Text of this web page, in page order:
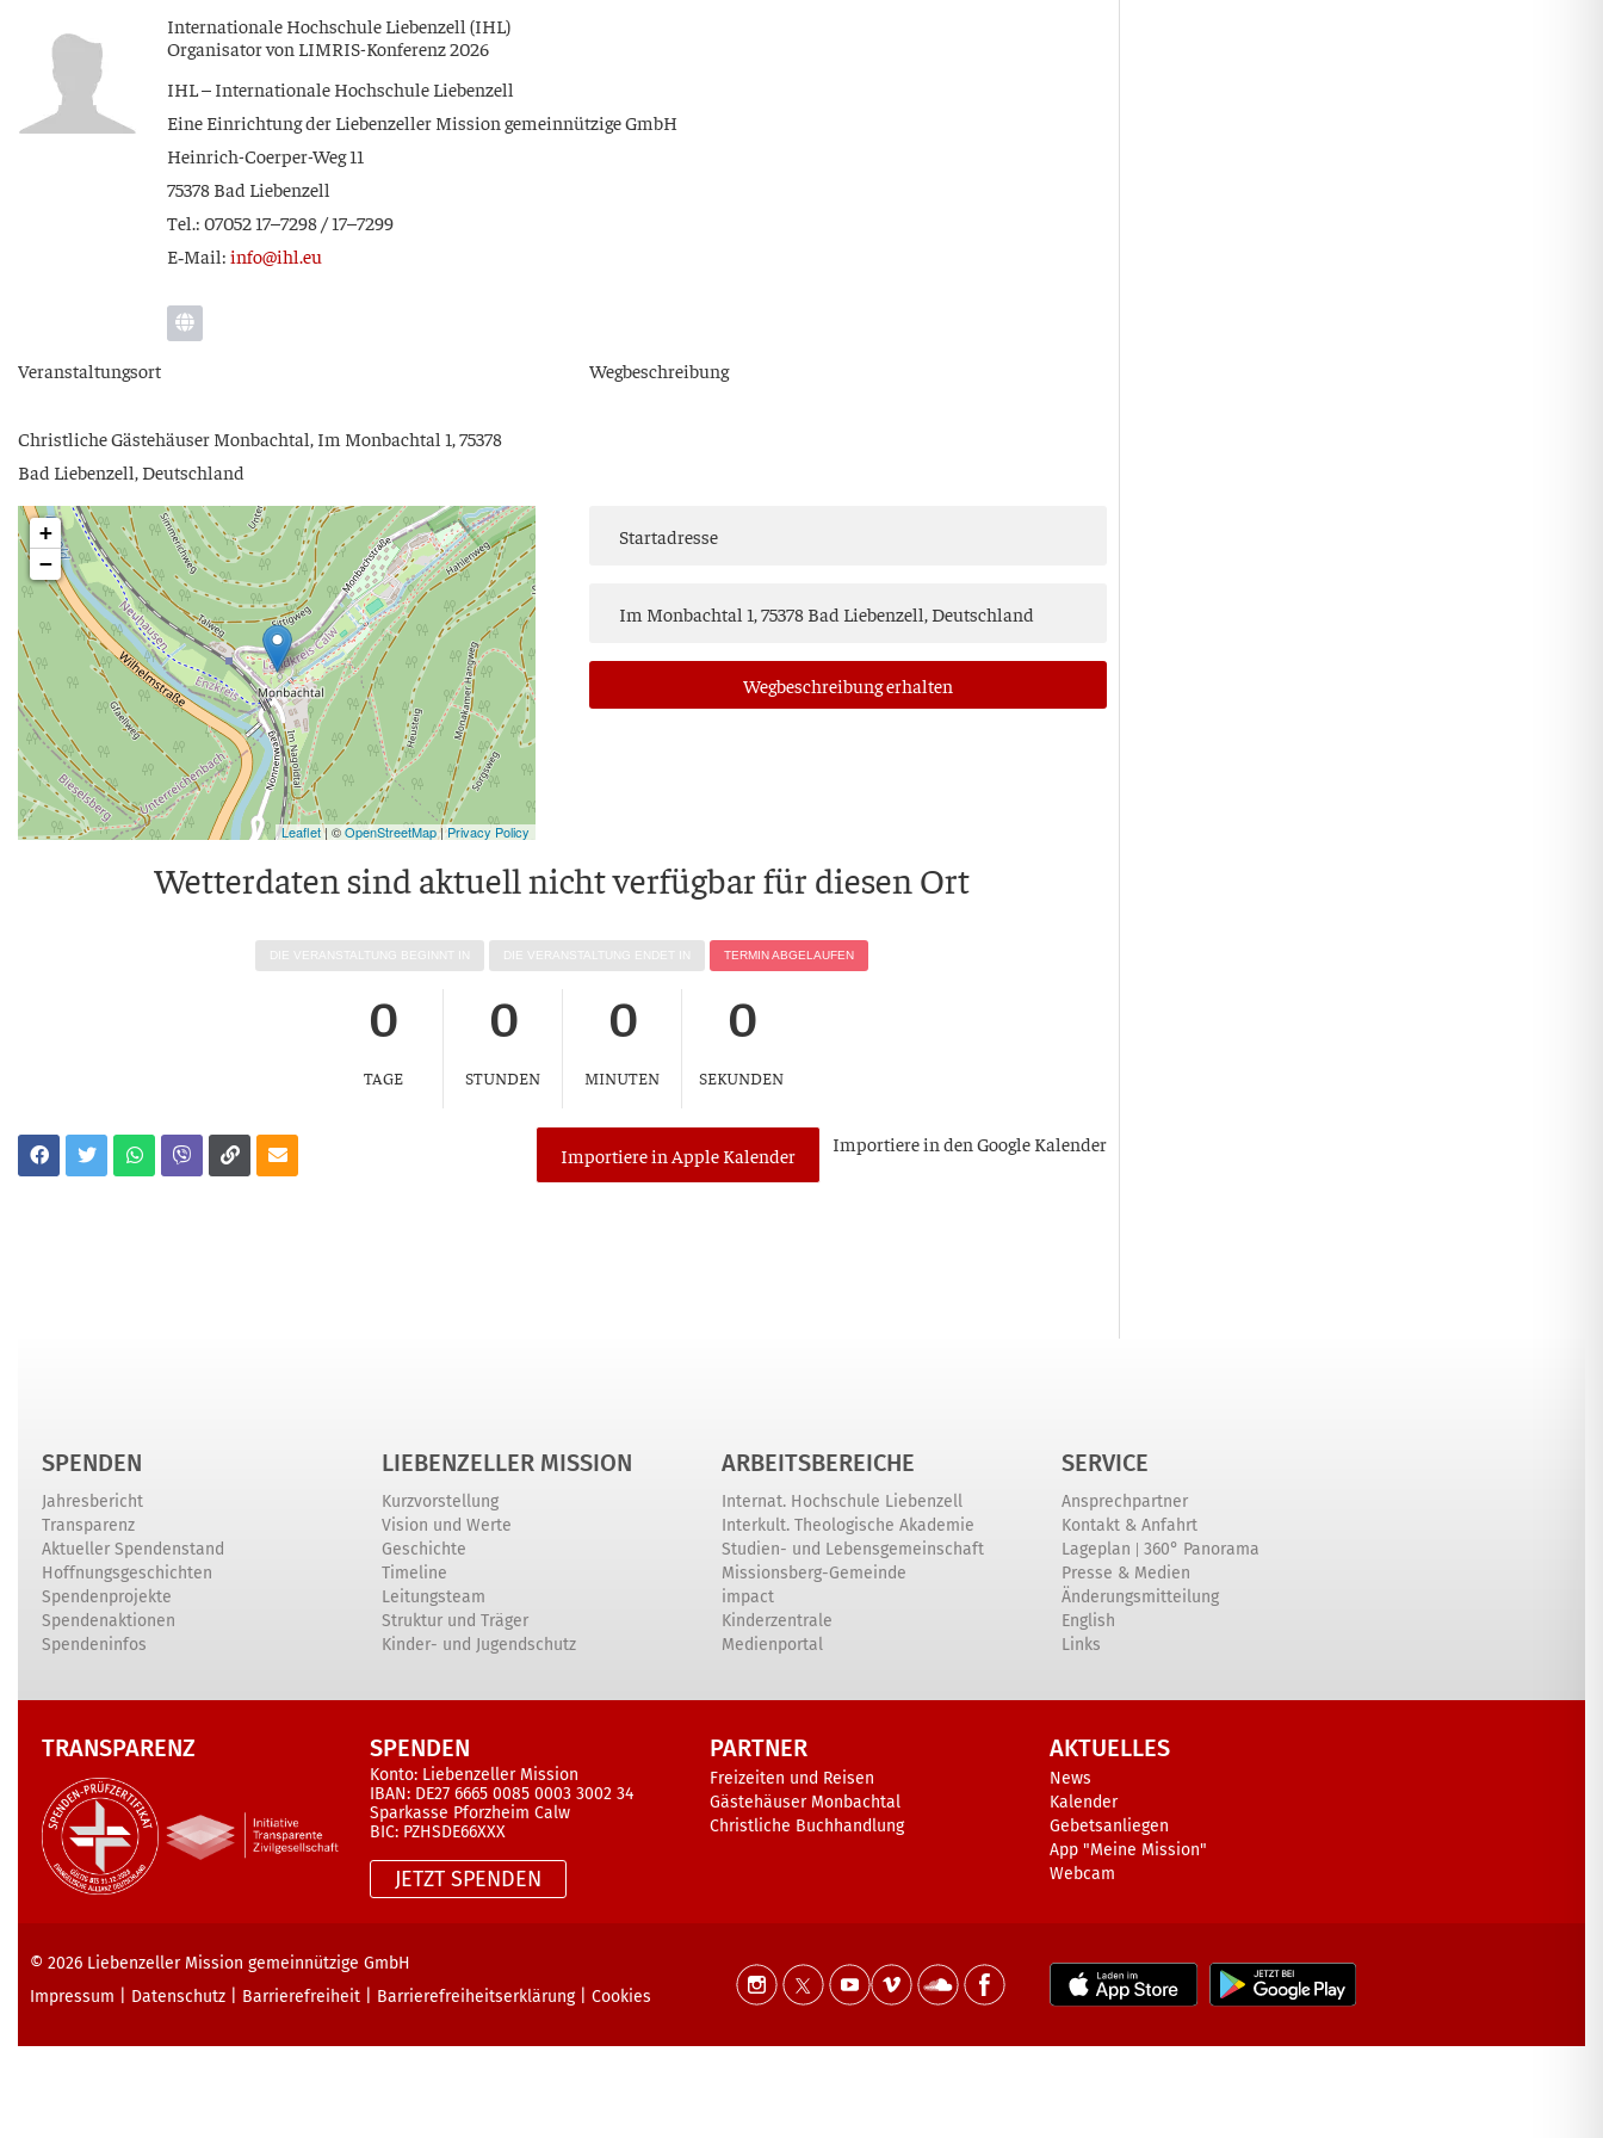
Inter­na­tio­na­le Hoch­schu­le Lie­ben­zell (IHL)
Orga­ni­sa­tor von LIM­RIS-Kon­fe­renz 2026
IHL – Inter­na­tio­na­le Hoch­schu­le Liebenzell
Eine Ein­rich­tung der Lie­ben­zel­ler Mis­si­on gemein­nüt­zi­ge GmbH
Hein­rich-Coer­per-Weg 11
75378 Bad Liebenzell
Tel.: 07052 17–7298 / 17–7299
E‑Mail: info@ihl.eu
Ver­an­stal­tungs­ort
Christ­li­che Gäs­te­häu­ser Mon­bach­tal, Im Mon­bach­tal 1, 75378
Bad Lie­ben­zell, Deutschland
Weg­be­schrei­bung
+
−
Leaflet| ©OpenStreetMap|Privacy Policy
Weg­be­schrei­bung erhalten
Wet­ter­da­ten sind aktu­ell nicht ver­füg­bar für die­sen Ort
DIE VER­AN­STAL­TUNG BEGINNT IN DIE VER­AN­STAL­TUNG ENDET IN TER­MIN ABGELAUFEN
0
TAGE
0
STUNDEN
0
MINUTEN
0
SEKUNDEN
Importiere in Apple Kalender Impor­tie­re in den Goog­le Kalender
SPENDEN
Jahresbericht
Transparenz
Aktueller Spendenstand
Hoffnungsgeschichten
Spendenprojekte
Spendenaktionen
Spendeninfos
LIEBENZELLER MISSION
Kurzvorstellung
Vision und Werte
Geschichte
Timeline
Leitungsteam
Struktur und Träger
Kinder- und Jugendschutz
ARBEITSBEREICHE
Internat. Hochschule Liebenzell
Interkult. Theologische Akademie
Studien- und Lebensgemeinschaft
Missionsberg-Gemeinde
impact
Kinderzentrale
Medienportal
SERVICE
Ansprechpartner
Kontakt & Anfahrt
Lageplan | 360° Panorama
Presse & Medien
Änderungsmitteilung
English
Links
TRANSPARENZ SPENDEN
Konto: Liebenzeller Mission
IBAN: DE27 6665 0085 0003 3002 34
Sparkasse Pforzheim Calw
BIC: PZHSDE66XXX
JETZT SPENDEN
PARTNER
Freizeiten und Reisen
Gästehäuser Monbachtal
Christliche Buchhandlung
AKTUELLES
News
Kalender
Gebetsanliegen
App "Meine Mission"
Webcam
© 2026 Liebenzeller Mission gemeinnützige GmbH
Impressum
Datenschutz Barrierefreiheit Barrierefreiheits­erklärung| Cookies